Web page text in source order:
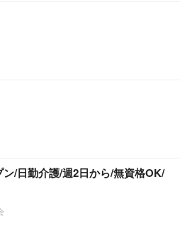
ン/日勤介護/週2日から/無資格OK/